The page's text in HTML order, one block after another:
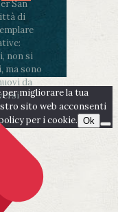
San
di
non si
ma sono
da
migliorare la tua
sito web acconsenti
per i cookie. Ok